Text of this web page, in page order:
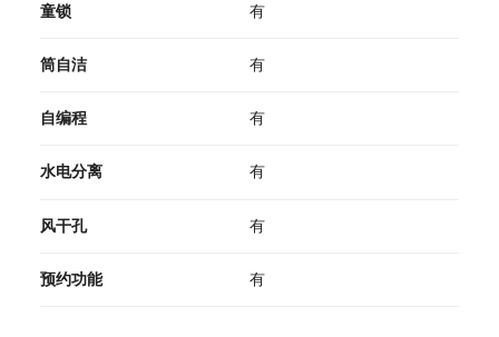
童锁 有
筒自洁 有
自编程 有
水电分离 有
风干孔 有
预约功能 有